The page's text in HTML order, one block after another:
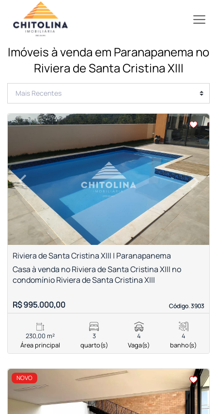
Imóveis à venda em Paranapanema no
Riviera de Santa Cristina XIII
<<<<
‹Previous ›
Next
Riviera de Santa Cristina XIII | Paranapanema
Código. 3903
Código. 3903
Casa à venda no Riviera de Santa Cristina XIII no
condomínio Riviera de Santa Cristina XIII
R$ 995.000,00
230,00 m²
Área principal
3
quarto(s)
4
Vaga(s)
4
banho(s)
NOVO
<<<<